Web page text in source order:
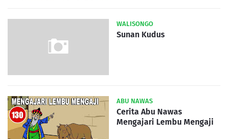
WALISONGO
Sunan Kudus
ABU NAWAS
Cerita Abu Nawas
Mengajari Lembu Mengaji